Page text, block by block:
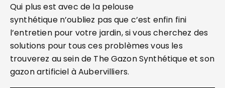
Qui plus est avec de la pelouse
synthétique n’oubliez pas que c’est enfin fini
l’entretien pour votre jardin, si vous cherchez des
solutions pour tous ces problèmes vous les
trouverez au sein de The Gazon Synthétique et son
gazon artificiel à Aubervilliers.